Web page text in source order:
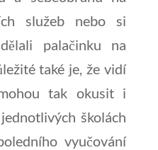
služeb nebo si
palačinku na
také je, že vidí
tak okusit i
školách
vyučování